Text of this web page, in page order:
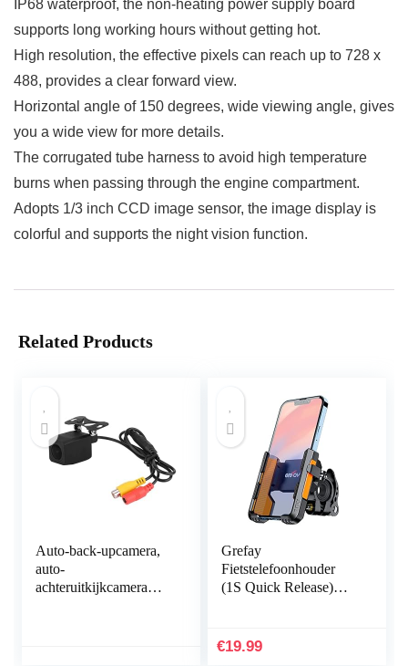
IP68 waterproof, the non-heating power supply board
supports long working hours without getting hot.
High resolution, the effective pixels can reach up to 728 x
488, provides a clear forward view.
Horizontal angle of 150 degrees, wide viewing angle, gives
you a wide view for more details.
The corrugated tube harness to avoid high temperature
burns when passing through the engine compartment.
Adopts 1/3 inch CCD image sensor, the image display is
colorful and supports the night vision function.
Related Products
Auto-back-upcamera,
auto-
achteruitkijkcamera
Grefay
Fietstelefoonhouder
(1S Quick Release)
Connectoren voor
€19.99